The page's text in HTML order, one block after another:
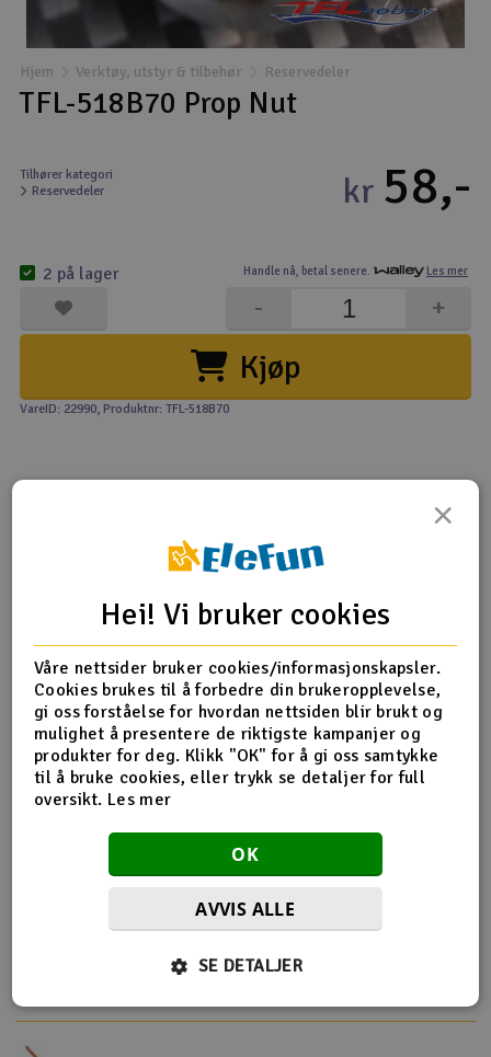
Båter
Droner
Fly
Helikopter
Kamerautstyr
Modellbygging, LEGO & byggesett
Modelljernbane
Motor & tilbehør
Raketter
Smarthjem, lek & hobby
Solenergi
Sparkesykler & elkjøretøy
Verktøy, utstyr & tilbehør
Hjem Verktøy, utstyr & tilbehør Reservedeler
TFL-518B70 Prop Nut
Tilhører kategori
Reservedeler
Handle nå, betal senere. Les mer
kr 58,-
Kjøp
+
-
2 på lager
VareID: 22990, Produktnr: TFL-518B70
Tips en venn Anmeldelser
Produktinformasjon
TFL-518B70 Prop Nut
Flere detaljer
Produktet er
TFL Patron Saint - 2.4Ghz GAS
Flere så også på
×
Hei! Vi bruker cookies
Våre nettsider bruker cookies/informasjonskapsler.
Cookies brukes til å forbedre din brukeropplevelse,
gi oss forståelse for hvordan nettsiden blir brukt og
mulighet å presentere de riktigste kampanjer og
produkter for deg. Klikk "OK" for å gi oss samtykke
til å bruke cookies, eller trykk se detaljer for full
oversikt. Les mer
OK
AVVIS ALLE
SE DETALJER